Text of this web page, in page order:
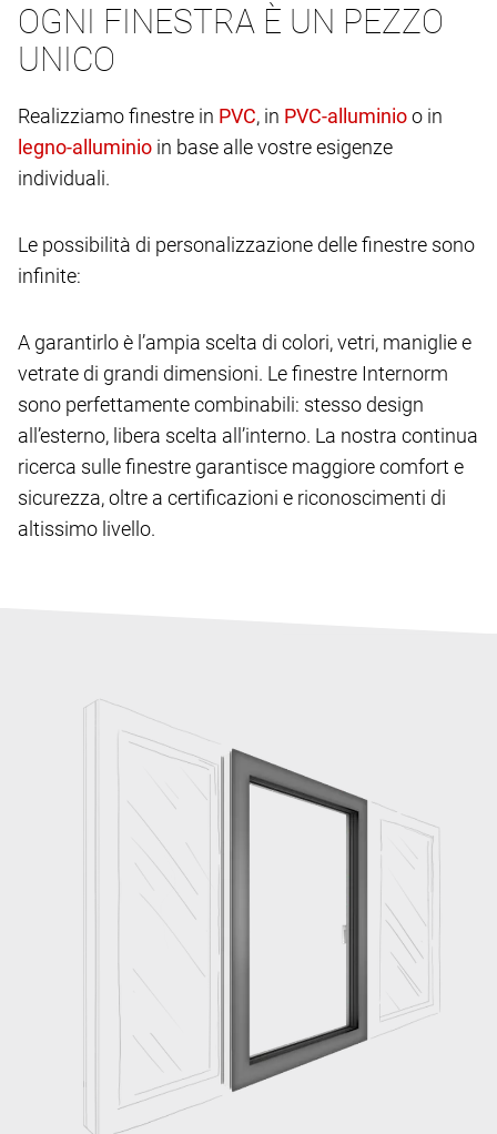
OGNI FINESTRA È UN PEZZO
UNICO
Realizziamo finestre in , in
o in
in base alle vostre esigenze
individuali.
Le possibilità di personalizzazione delle finestre sono
infinite:
A garantirlo è l’ampia scelta di colori, vetri, maniglie e
vetrate di grandi dimensioni. Le finestre Internorm
sono perfettamente combinabili: stesso design
all’esterno, libera scelta all’interno. La nostra continua
ricerca sulle finestre garantisce maggiore comfort e
sicurezza, oltre a certificazioni e riconoscimenti di
altissimo livello.